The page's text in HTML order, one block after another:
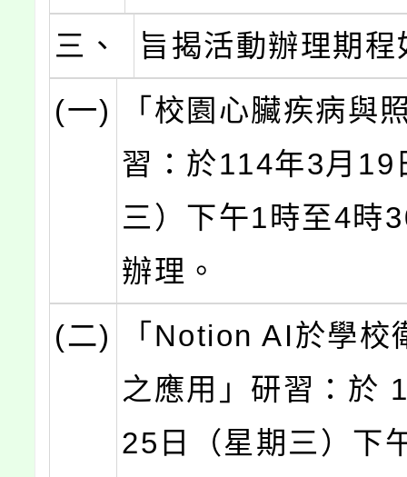
三、
旨揭活動辦理期程
(一)
「校園心臟疾病與
習：於114年3月19
三）下午1時至4時
辦理。
(二)
「Notion AI於學校
之應用」研習：於
25日（星期三）下